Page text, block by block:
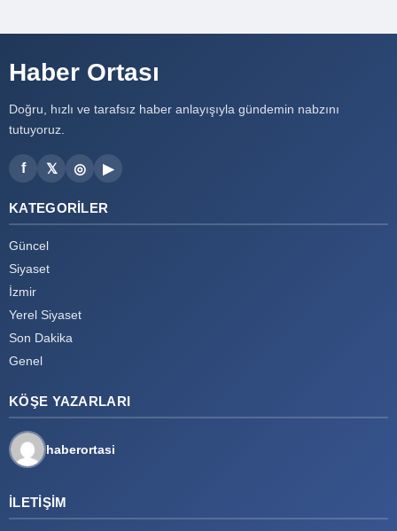
Haber Ortası
Doğru, hızlı ve tarafsız haber anlayışıyla gündemin nabzını
tutuyoruz.
f 𝕏 ◎ ▶
KATEGORILER
Güncel
Siyaset
İzmir
Yerel Siyaset
Son Dakika
Genel
KÖŞE YAZARLARI
haberortasi
İLETIŞIM